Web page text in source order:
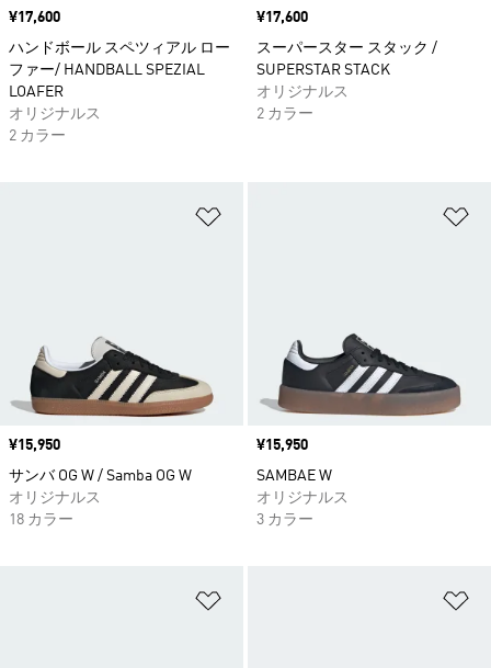
価格
¥17,600
ハンドボール スペツィアル ロー
ファー/ HANDBALL SPEZIAL
LOAFER
オリジナルス
2 カラー
価格
¥17,600
スーパースター スタック /
SUPERSTAR STACK
オリジナルス
2 カラー
価格
¥15,950
サンバ OG W / Samba OG W
オリジナルス
18 カラー
価格
¥15,950
SAMBAE W
オリジナルス
3 カラー